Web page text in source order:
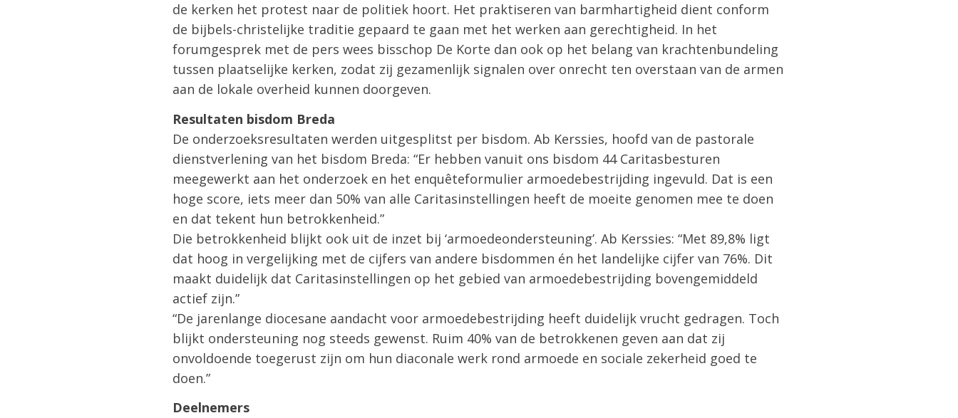
de kerken het protest naar de politiek hoort. Het praktiseren van barmhartigheid dient conform
de bijbels-christelijke traditie gepaard te gaan met het werken aan gerechtigheid. In het
forumgesprek met de pers wees bisschop De Korte dan ook op het belang van krachtenbundeling
tussen plaatselijke kerken, zodat zij gezamenlijk signalen over onrecht ten overstaan van de armen
aan de lokale overheid kunnen doorgeven.
Resultaten bisdom Breda
De onderzoeksresultaten werden uitgesplitst per bisdom. Ab Kerssies, hoofd van de pastorale
dienstverlening van het bisdom Breda: “Er hebben vanuit ons bisdom 44 Caritasbesturen
meegewerkt aan het onderzoek en het enquêteformulier armoedebestrijding ingevuld. Dat is een
hoge score, iets meer dan 50% van alle Caritasinstellingen heeft de moeite genomen mee te doen
en dat tekent hun betrokkenheid.”
Die betrokkenheid blijkt ook uit de inzet bij ‘armoedeondersteuning’. Ab Kerssies: “Met 89,8% ligt
dat hoog in vergelijking met de cijfers van andere bisdommen én het landelijke cijfer van 76%. Dit
maakt duidelijk dat Caritasinstellingen op het gebied van armoedebestrijding bovengemiddeld
actief zijn.”
“De jarenlange diocesane aandacht voor armoedebestrijding heeft duidelijk vrucht gedragen. Toch
blijkt ondersteuning nog steeds gewenst. Ruim 40% van de betrokkenen geven aan dat zij
onvoldoende toegerust zijn om hun diaconale werk rond armoede en sociale zekerheid goed te
doen.”
Deelnemers